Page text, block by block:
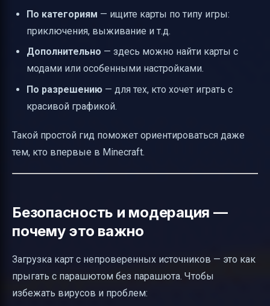
По категориям — ищите карты по типу игры:
приключения, выживание и т.д.
Дополнительно — здесь можно найти карты с
модами или особенными настройками.
По разрешению — для тех, кто хочет играть с
красивой графикой.
Такой простой гид поможет ориентироваться даже
тем, кто впервые в Minecraft.
Безопасность и модерация —
почему это важно
Загрузка карт с непроверенных источников — это как
прыгать с парашютом без парашюта. Чтобы
избежать вирусов и проблем: